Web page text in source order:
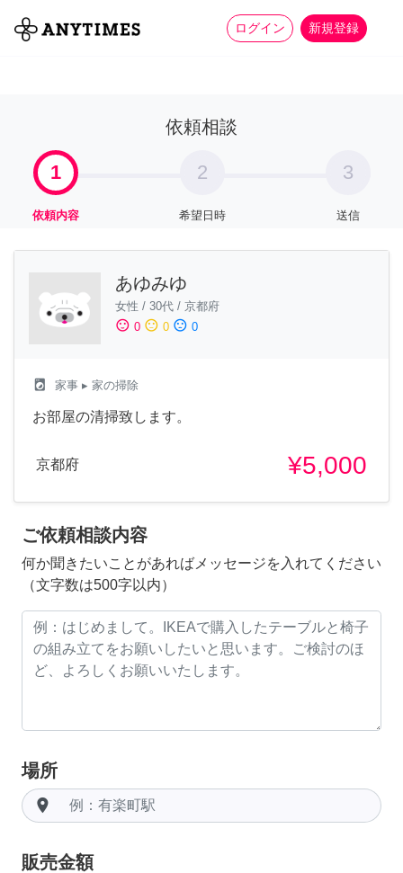
ログイン 新規登録
全て 家事 more_horiz
依頼相談
1
依頼内容
2
希望日時
3
送信
あゆみゆ
女性 / 30代 / 京都府
sentiment_satisfied 0 sentiment_neutral 0 sentiment_dissatisfied 0
local_laundry_service 家事 ▸ 家の掃除
お部屋の清掃致します。
京都府 ¥5,000
ご依頼相談内容
何か聞きたいことがあればメッセージを入れてください
（文字数は500字以内）
場所
room
販売金額